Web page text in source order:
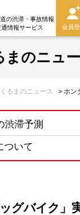
の渋滞・事故情報
情報サービス
会員
まのニュ
るまのニュース > ホン
渋滞予測
ついて
グバイク」